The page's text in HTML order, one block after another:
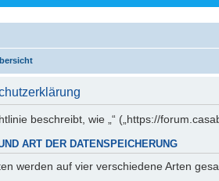
beschreibt, wie „“ („https://
ART DER DATENSPEICHERUNG
werden auf vier verschiedene Arten